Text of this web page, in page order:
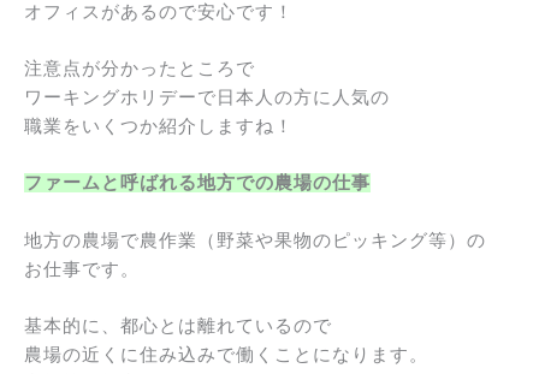
オフィスがあるので安心です！
注意点が分かったところで
ワーキングホリデーで日本人の方に人気の
職業をいくつか紹介しますね！
ファームと呼ばれる地方での農場の仕事
地方の農場で農作業（野菜や果物のピッキング等）の
お仕事です。
基本的に、都心とは離れているので
農場の近くに住み込みで働くことになります。